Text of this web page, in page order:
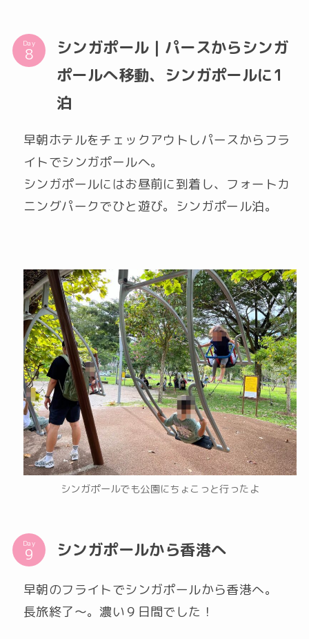
Day
シンガポール｜パースからシンガ
ポールへ移動、シンガポールに1
泊
早朝ホテルをチェックアウトしパースからフラ
イトでシンガポールへ。
シンガポールにはお昼前に到着し、フォートカ
ニングパークでひと遊び。シンガポール泊。
シンガポールでも公園にちょこっと行ったよ
Day シンガポールから香港へ
早朝のフライトでシンガポールから香港へ。
長旅終了〜。濃い９日間でした！